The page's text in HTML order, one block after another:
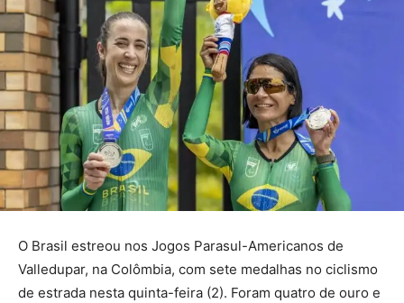
O Brasil estreou nos Jogos Parasul-Americanos de
Valledupar, na Colômbia, com sete medalhas no ciclismo
de estrada nesta quinta-feira (2). Foram quatro de ouro e